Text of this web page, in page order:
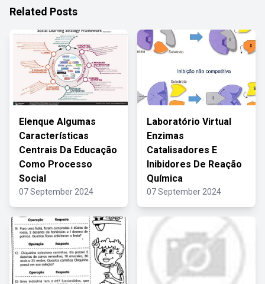
Related Posts
Elenque Algumas
Características
Centrais Da Educação
Como Processo
Social
07 September 2024
Laboratório Virtual
Enzimas
Catalisadores E
Inibidores De Reação
Química
07 September 2024